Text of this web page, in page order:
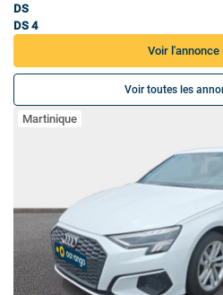
DS
DS 4
Voir l'annonce
Voir toutes les
Martinique